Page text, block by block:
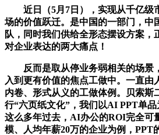
近日（5月7日），实现从千亿级
场的价值跃迁。是中国的一部门，中
队，同时我们供给全形态摆设方案，
对企业表达的两大痛点！
反而是取从停业务弱相关的场景
入到更有价值的焦点工做中。一直由
内卷、形式从义的工做体例。贝索斯
行“六页纸文化”，我们以AI PPT单
这么多年过去，AI办公的ROI完全可
模、人均年薪20万的企业为例，PPT